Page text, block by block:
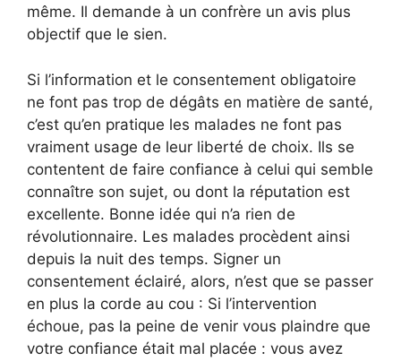
même. Il demande à un confrère un avis plus
objectif que le sien.
Si l’information et le consentement obligatoire
ne font pas trop de dégâts en matière de santé,
c’est qu’en pratique les malades ne font pas
vraiment usage de leur liberté de choix. Ils se
contentent de faire confiance à celui qui semble
connaître son sujet, ou dont la réputation est
excellente. Bonne idée qui n’a rien de
révolutionnaire. Les malades procèdent ainsi
depuis la nuit des temps. Signer un
consentement éclairé, alors, n’est que se passer
en plus la corde au cou : Si l’intervention
échoue, pas la peine de venir vous plaindre que
votre confiance était mal placée : vous avez